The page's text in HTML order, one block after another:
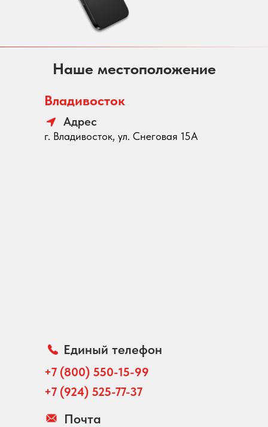
Наше местоположение
Владивосток
Адрес
г. Владивосток, ул. Снеговая 15А
Единый телефон
+7 (800) 550-15-99
+7 (924) 525-77-37
Почта